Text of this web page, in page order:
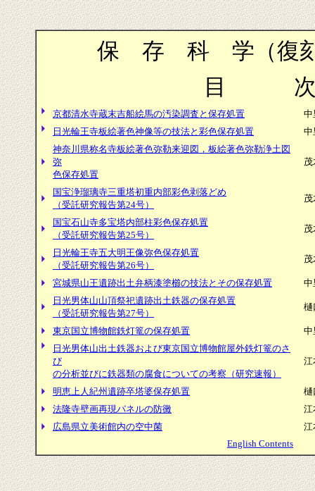
保 存 科 学（復刻
目
京都清水寺蔵末吉船絵馬の汚染調査と保存処置
中
日光輪王寺板絵著色神像等の技法と彩色保存処置
中
神奈川県称名寺板絵著色弥勒来迎図，板絵著色弥勒浄土図
弥
色保存処置
国宝浄瑠璃寺三重塔初重内部彩色剥落どめ
（受託研究報告第24号）
国宝石山寺多宝塔内部柱彩色保存処置
（受託研究報告第25号）
日光輪王寺五大明王像弥色保存処置
（受託研究報告第26号）
宮城県山王遺跡出土弁柄漆塗櫛の技法とその保存処置
中
日光男体山山頂祭祀遺跡出土鉄器の保存処置
（受託研究報告第27号）
樋
東京国立博物館鉄灯篭の保存処置
中
日光男体山出土鉄器および東京国立博物館屋外鉄灯篭のさ
び
の分析並びに鉄器類の腐食についての考察（研究速報）
江
明恵上人紀州遺跡卒塔婆保存処置
樋
法隆寺壁画再現パネルの防黴
江
広島県立美術館内の空中菌
江
English Contents